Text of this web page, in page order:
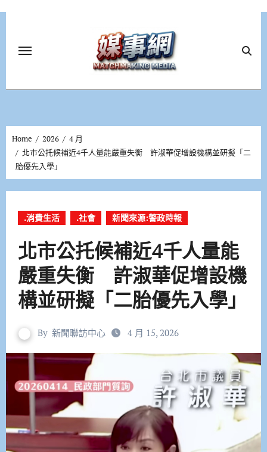
Home 2026
4 月
北市公托候補近4千人量能嚴重失衡 許淑華促增設機構並研擬「二
胎優先入學」
.消費生活 .社會 新聞來源:警政時報
北市公托候補近4千人量能
嚴重失衡 許淑華促增設機
構並研擬「二胎優先入學」
By 新聞聯訪中心 4 月 15, 2026